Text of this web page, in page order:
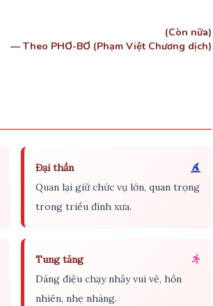
(Còn nữa)
— Theo PHƠ-BƠ (Phạm Việt Chương dịch)
Đại thần
Quan lại giữ chức vụ lớn, quan trọng
trong triều đình xưa.
Tung tăng
Dáng điệu chạy nhảy vui vẻ, hồn
nhiên, nhẹ nhàng.